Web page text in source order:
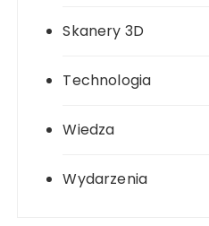
Skanery 3D
Technologia
Wiedza
Wydarzenia